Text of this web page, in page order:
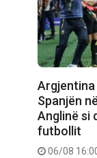
Spanjën
Anglinë si
futbollit
06/08